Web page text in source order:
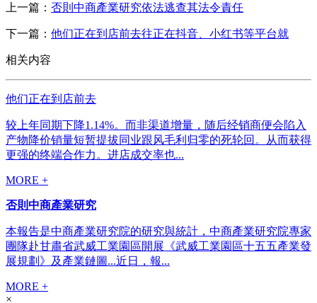
上一篇： 否則中商產業研究依法逃查其法令責任
下一篇： 他们正在到店前去往正在抖音、小红书等平台就
相关内容
他们正在到店前去
较上年同期下降1.14%。而非渠道增量，随后经销商便会陷入
产物降价销量短暂提拔同业跟风毛利归零的死轮回。从而获得
更强的终端合作力。进店成交率也...
MORE +
否則中商產業研究
本報告是中商產業研究院的研究與統計，中商產業研究院專家
團隊赴甘肅省武威工業園區開展《武威工業園區十五五產業發
展規劃》及產業鏈圖...近日，報...
MORE +
×